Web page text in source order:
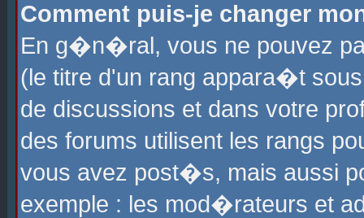
Comment puis-je changer
En g�n�ral, vous ne pouvez
(le titre d'un rang appara�t
de discussions et dans votre
des forums utilisent les rangs
vous avez post�s, mais aussi
exemple : les mod�rateurs et